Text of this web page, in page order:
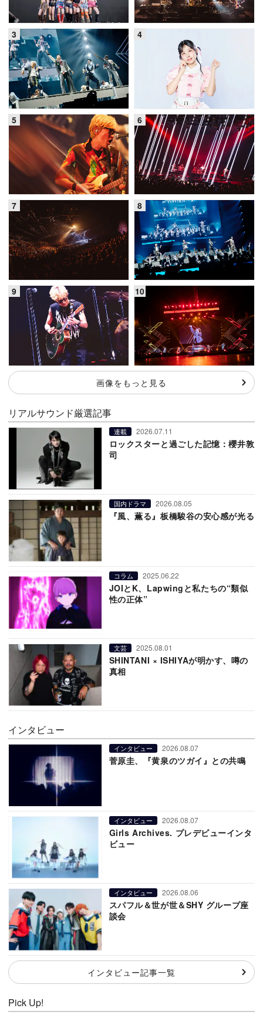
画像をもっと見る
リアルサウンド厳選記事
連載 2026.07.11
ロックスターと過ごした記憶：櫻井敦
司
国内ドラマ 2026.08.05
『風、薫る』板橋駿谷の安心感が光る
コラム 2025.06.22
JOIとK、Lapwingと私たちの“類似
性の正体”
文芸 2025.08.01
SHINTANI × ISHIYAが明かす、噂の
真相
インタビュー
インタビュー 2026.08.07
菅原圭、『黄泉のツガイ』との共鳴
インタビュー 2026.08.07
Girls Archives. プレデビューインタ
ビュー
インタビュー 2026.08.06
スパフル＆世が世＆SHY グループ座
談会
インタビュー記事一覧
Pick Up!